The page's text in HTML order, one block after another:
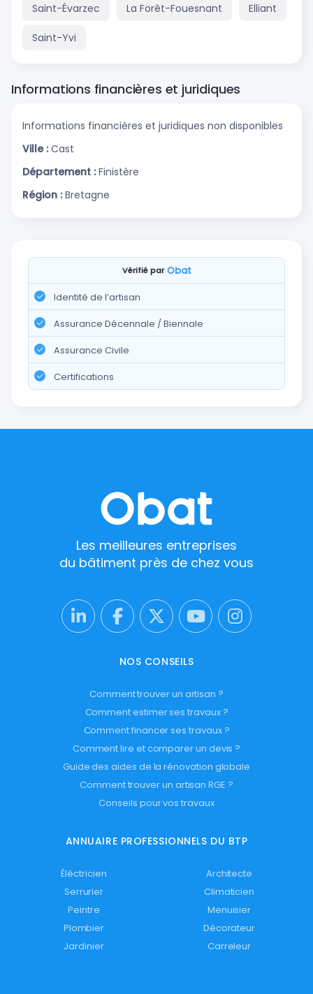
Saint-Évarzec La Forêt-Fouesnant Elliant
Saint-Yvi
Informations financières et juridiques
Informations financières et juridiques non disponibles
Ville : Cast
Département : Finistère
Région : Bretagne
Vérifié par
Identité de l’artisan
Assurance Décennale / Biennale
Assurance Civile
Certifications
Les meilleures entreprises
du bâtiment près de chez vous
NOS CONSEILS
Comment trouver un artisan ?
Comment estimer ses travaux ?
Comment financer ses travaux ?
Comment lire et comparer un devis ?
Guide des aides de la rénovation globale
Comment trouver un artisan RGE ?
Conseils pour vos travaux
ANNUAIRE PROFESSIONNELS DU BTP
Éléctricien
Architecte
Serrurier
Climaticien
Peintre
Menuisier
Plombier
Décorateur
Jardinier
Carreleur